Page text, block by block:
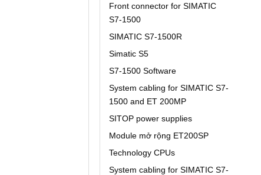
Front connector for SIMATIC
S7-1500
SIMATIC S7-1500R
Simatic S5
S7-1500 Software
System cabling for SIMATIC S7-
1500 and ET 200MP
SITOP power supplies
Module mở rộng ET200SP
Technology CPUs
System cabling for SIMATIC S7-